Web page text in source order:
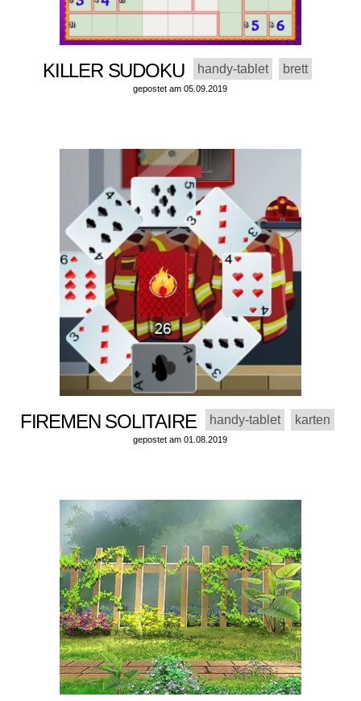
KILLER SUDOKU handy-tablet brett
gepostet am 05.09.2019
FIREMEN SOLITAIRE handy-tablet karten
gepostet am 01.08.2019